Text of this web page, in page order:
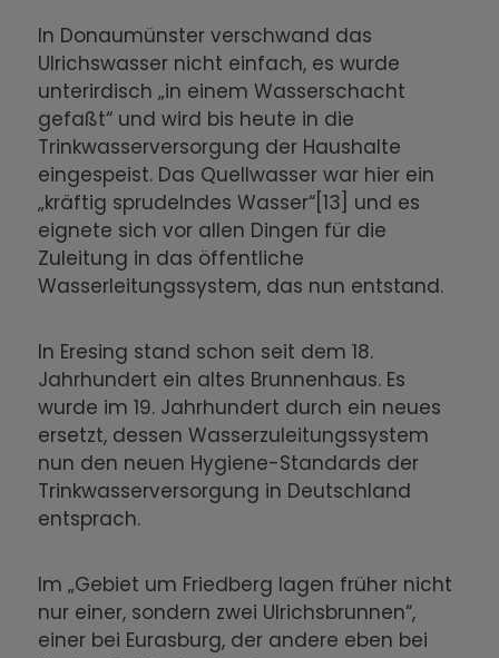
In Donaumünster verschwand das
Ulrichswasser nicht einfach, es wurde
unterirdisch „in einem Wasserschacht
gefaßt“ und wird bis heute in die
Trinkwasserversorgung der Haushalte
eingespeist. Das Quellwasser war hier ein
„kräftig sprudelndes Wasser“[13] und es
eignete sich vor allen Dingen für die
Zuleitung in das öffentliche
Wasserleitungssystem, das nun entstand.
In Eresing stand schon seit dem 18.
Jahrhundert ein altes Brunnenhaus. Es
wurde im 19. Jahrhundert durch ein neues
ersetzt, dessen Wasserzuleitungssystem
nun den neuen Hygiene-Standards der
Trinkwasserversorgung in Deutschland
entsprach.
Im „Gebiet um Friedberg lagen früher nicht
nur einer, sondern zwei Ulrichsbrunnen“,
einer bei Eurasburg, der andere eben bei